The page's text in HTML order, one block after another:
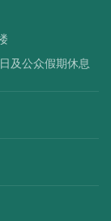
及公众假期休息